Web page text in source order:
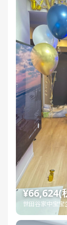
¥66,624(
世田谷家中宝宝